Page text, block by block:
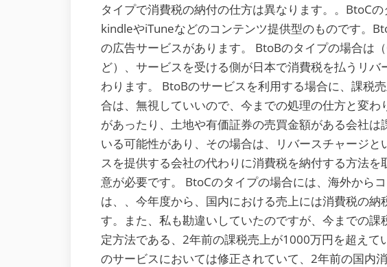
タイプで消費税の納付の仕方は異なります。。BtoC
kindleやiTuneなどのコンテンツ提供型のものです。
の広告サービスがあります。 BtoBのタイプの場合は
ど）、サービスを受ける側が日本で消費税を払うリ
わります。 BtoBのサービスを利用する場合に、課税
合は、無視していいので、今までの処理の仕方と変わ
があったり、土地や有価証券の売買金額がある会社は
いる可能性があり、その場合は、リバースチャージ
スを提供する会社の代わりに消費税を納付する方法を
意が必要です。 BtoCのタイプの場合には、海外から
は、、今年度から、国内における売上には消費税の納
す。また、私も勘違いしていたのですが、今までの課
定方法である、2年前の課税売上が1000万円を超えて
のサービスにおいては修正されていて、2年前の国内